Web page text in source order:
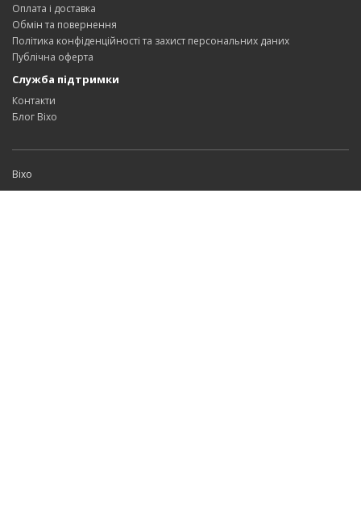
Оплата і доставка
Обмін та повернення
Політика конфіденційності та захист персональних даних
Публічна оферта
Служба підтримки
Контакти
Блог Bixo
Bixo